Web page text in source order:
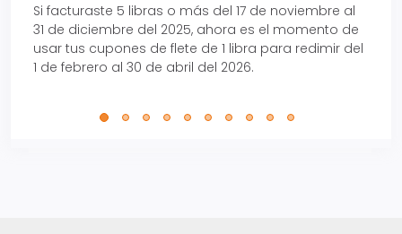
Si facturaste 5 libras o más del 17 de noviembre al
31 de diciembre del 2025, ahora es el momento de
usar tus cupones de flete de 1 libra para redimir del
1 de febrero al 30 de abril del 2026.